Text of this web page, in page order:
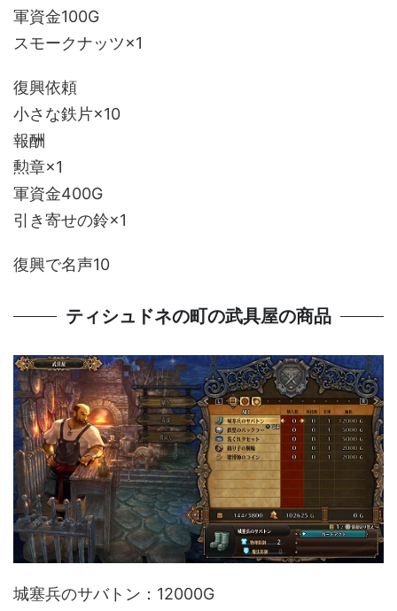
軍資金100G
スモークナッツ×1
復興依頼
小さな鉄片×10
報酬
勲章×1
軍資金400G
引き寄せの鈴×1
復興で名声10
ティシュドネの町の武具屋の商品
城塞兵のサバトン：12000G